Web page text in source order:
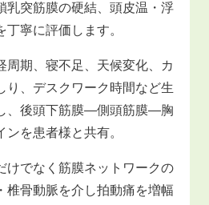
乳突筋膜の硬結、頭皮温・浮
寧に評価します。
周期、寝不足、天候変化、カ
り、デスクワーク時間など生
、後頭下筋膜―側頭筋膜―胸
を患者様と共有。
けでなく筋膜ネットワークの
椎骨動脈を介し拍動痛を増幅